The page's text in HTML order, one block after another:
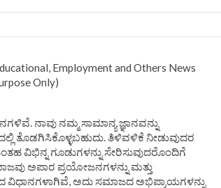
Employment and Others News
Only)
ನಾವು ನಮ್ಮ ಸಾಮಾನ್ಯ ಜ್ಞಾನವನ್ನು
ತೊಡಗಿಸಿಕೊಳ್ಳಬಹುದು. ತಿಳಿವಳಿಕೆ ನೀಡುವುದರ
ವಿಭಿನ್ನ ಗೂಡುಗಳನ್ನು ಸೇರಿಸುವುದರೊಂದಿಗೆ
ಅಪಾರ ಪ್ರಯೋಜನಗಳನ್ನು ಮತ್ತು
ಅದು ಸಮಾಜದ ಅಭಿಪ್ರಾಯಗಳನ್ನು